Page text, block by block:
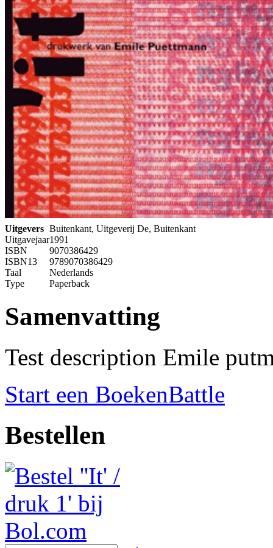
Uitgevers Buitenkant, Uitgeverij De, Buitenkant
Uitgavejaar1991
ISBN
9070386429
ISBN13
9789070386429
Taal
Nederlands
Type
Paperback
Samenvatting
Test description Emile
Start een BoekenBattle
Bestellen